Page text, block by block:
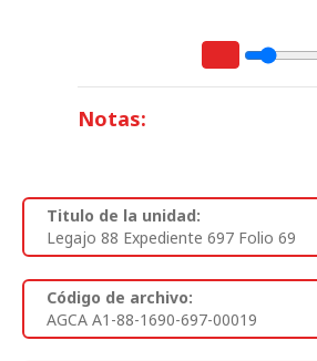
Notas:
Titulo de la unidad:
Legajo 88 Expediente 697 Folio 69
Código de archivo:
AGCA A1-88-1690-697-00019